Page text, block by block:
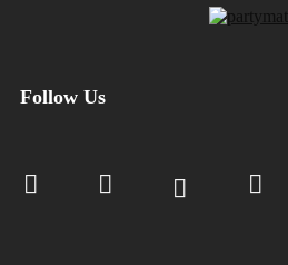
Follow Us